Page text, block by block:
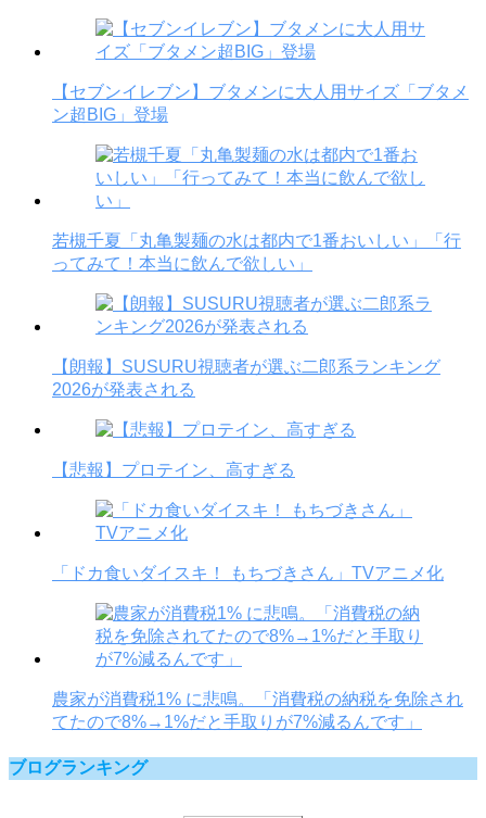
【セブンイレブン】ブタメンに大人用サイズ「ブタメ
ン超BIG」登場
若槻千夏「丸亀製麺の水は都内で1番おいしい」「行
ってみて！本当に飲んで欲しい」
【朗報】SUSURU視聴者が選ぶ二郎系ランキング
2026が発表される
【悲報】プロテイン、高すぎる
「ドカ食いダイスキ！ もちづきさん」TVアニメ化
農家が消費税1% に悲鳴。「消費税の納税を免除され
てたので8%→1%だと手取りが7%減るんです」
ブログランキング